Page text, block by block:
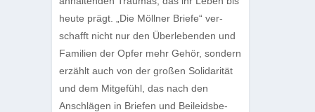
heute prägt. „Die Möll­ner Briefe“ ver­
schafft nicht nur den Über­le­ben­den und
Fami­lien der Opfer mehr Gehör, son­dern
erzählt auch von der gro­ßen Soli­da­ri­tät
und dem Mit­ge­fühl, das nach den
Anschlä­gen in Brie­fen und Bei­leids­be­